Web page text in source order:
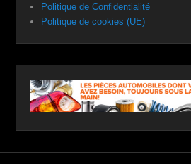
Politique de Confidentialité
Politique de cookies (UE)